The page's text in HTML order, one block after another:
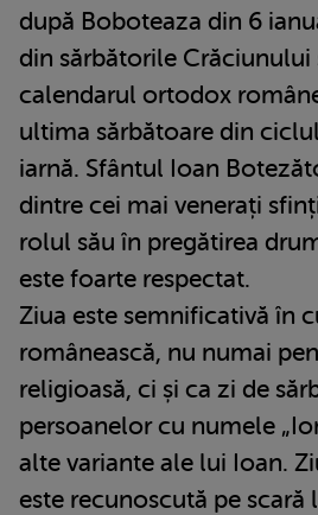
după Boboteaza din 6
din sărbătorile Crăciunului
calendarul ortodox
ultima sărbătoare din
iarnă. Sfântul Ioan
dintre cei mai venerați
rolul său în pregătirea
este foarte respectat.
Ziua este semnificativă în
românească, nu numai
religioasă, ci și ca zi de
persoanelor cu numele
alte variante ale lui Ioan.
este recunoscută pe scară